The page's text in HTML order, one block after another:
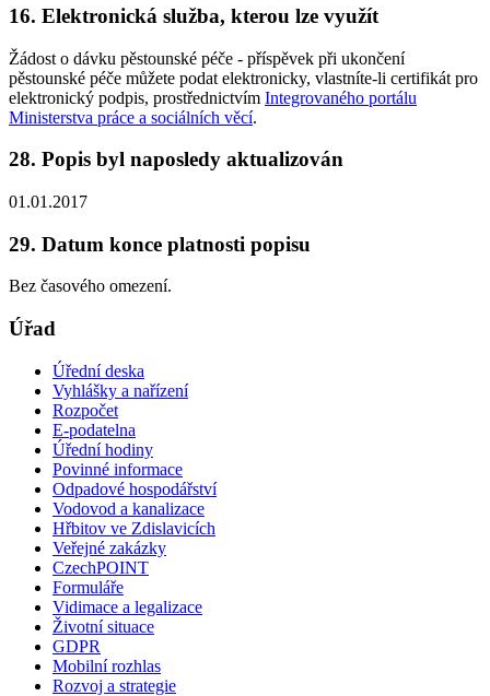
16. Elektronická služba, kterou lze využít
Žádost o dávku pěstounské péče - příspěvek při ukončení
pěstounské péče můžete podat elektronicky, vlastníte-li certifikát pro
elektronický podpis, prostřednictvím Integrovaného portálu
Ministerstva práce a sociálních věcí.
28. Popis byl naposledy aktualizován
01.01.2017
29. Datum konce platnosti popisu
Bez časového omezení.
Úřad
Úřední deska
Vyhlášky a nařízení
Rozpočet
E-podatelna
Úřední hodiny
Povinné informace
Odpadové hospodářství
Vodovod a kanalizace
Hřbitov ve Zdislavicích
Veřejné zakázky
CzechPOINT
Formuláře
Vidimace a legalizace
Životní situace
GDPR
Mobilní rozhlas
Rozvoj a strategie